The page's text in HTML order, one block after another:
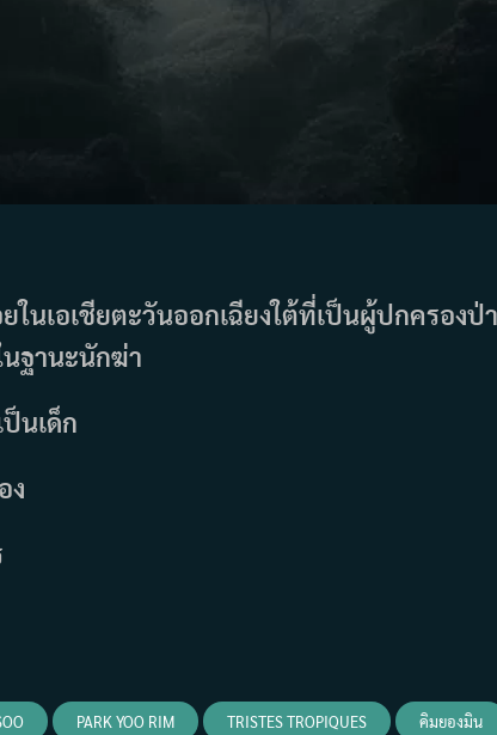
นเอเชียตะวันออกเฉียงใต้ที่เป็นผู้ปกครองป่า
ฐานะนักฆ่า
นเด็ก
ง
PARK YOO RIM TRISTES TROPIQUES คิมยองมิน